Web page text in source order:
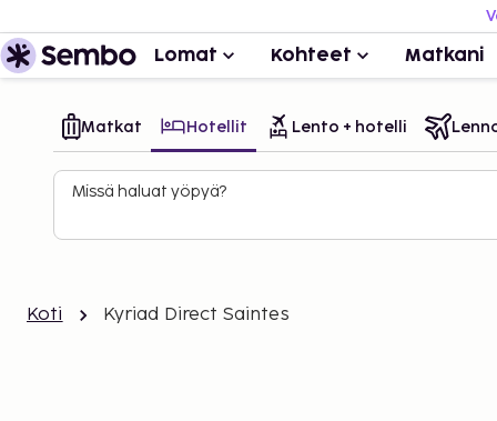
Lomat Kohteet Matkani
Matkat Hotellit Lento + hotelli
Missä haluat yöpyä?
Koti Kyriad Direct Saintes